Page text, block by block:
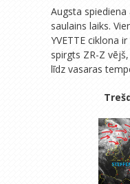
Augsta
saulains laiks.
YVETTE ciklona
spirgts ZR-Z
līdz vasaras